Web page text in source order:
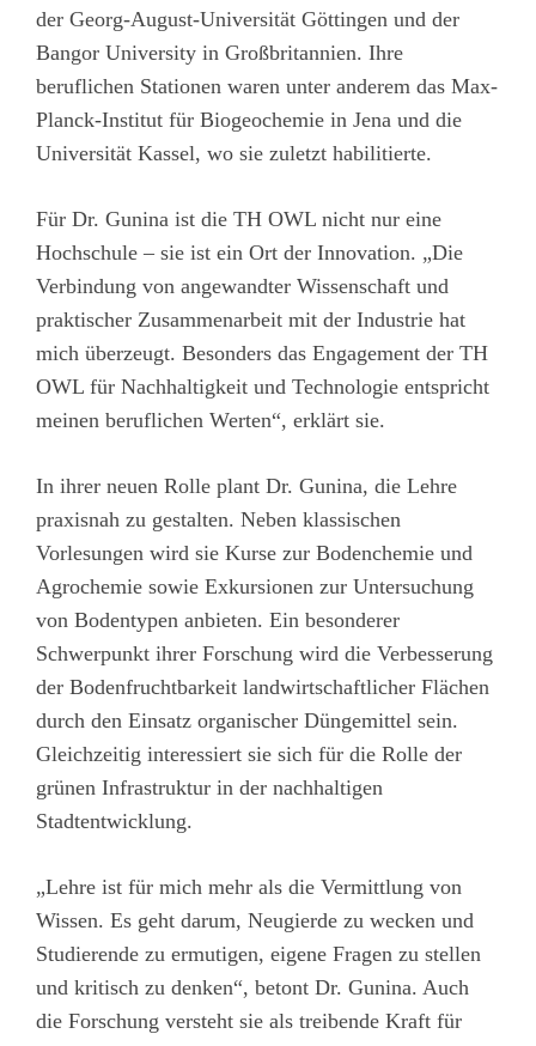
der Georg-August-Universität Göttingen und der
Bangor University in Großbritannien. Ihre
beruflichen Stationen waren unter anderem das Max-
Planck-Institut für Biogeochemie in Jena und die
Universität Kassel, wo sie zuletzt habilitierte.
Für Dr. Gunina ist die TH OWL nicht nur eine
Hochschule – sie ist ein Ort der Innovation. „Die
Verbindung von angewandter Wissenschaft und
praktischer Zusammenarbeit mit der Industrie hat
mich überzeugt. Besonders das Engagement der TH
OWL für Nachhaltigkeit und Technologie entspricht
meinen beruflichen Werten“, erklärt sie.
In ihrer neuen Rolle plant Dr. Gunina, die Lehre
praxisnah zu gestalten. Neben klassischen
Vorlesungen wird sie Kurse zur Bodenchemie und
Agrochemie sowie Exkursionen zur Untersuchung
von Bodentypen anbieten. Ein besonderer
Schwerpunkt ihrer Forschung wird die Verbesserung
der Bodenfruchtbarkeit landwirtschaftlicher Flächen
durch den Einsatz organischer Düngemittel sein.
Gleichzeitig interessiert sie sich für die Rolle der
grünen Infrastruktur in der nachhaltigen
Stadtentwicklung.
„Lehre ist für mich mehr als die Vermittlung von
Wissen. Es geht darum, Neugierde zu wecken und
Studierende zu ermutigen, eigene Fragen zu stellen
und kritisch zu denken“, betont Dr. Gunina. Auch
die Forschung versteht sie als treibende Kraft für